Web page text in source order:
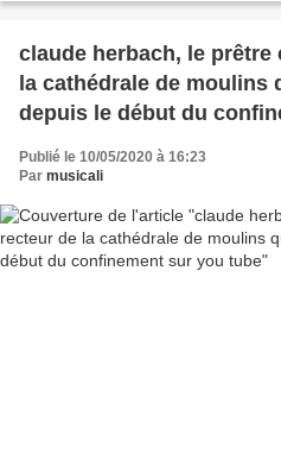
claude herbach, le prêtre
la cathédrale de moulins
depuis le début du
Publié le 10/05/2020 à 16:23
Par musicali